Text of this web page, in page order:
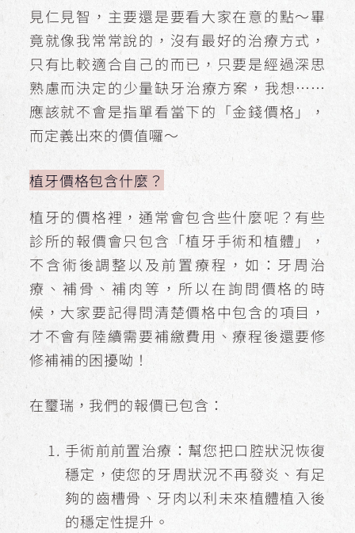
見仁見智，主要還是要看大家在意的點～畢
竟就像我常常說的，沒有最好的治療方式，
只有比較適合自己的而已，只要是經過深思
熟慮而決定的少量缺牙治療方案，我想……
應該就不會是指單看當下的「金錢價格」，
而定義出來的價值囉～
植牙價格包含什麼？
植牙的價格裡，通常會包含些什麼呢？有些
診所的報價會只包含「植牙手術和植體」，
不含術後調整以及前置療程，如：牙周治
療、補骨、補肉等，所以在詢問價格的時
候，大家要記得問清楚價格中包含的項目，
才不會有陸續需要補繳費用、療程後還要修
修補補的困擾呦！
在璽瑞，我們的報價已包含：
手術前前置治療：幫您把口腔狀況恢復
穩定，使您的牙周狀況不再發炎、有足
夠的齒槽骨、牙肉以利未來植體植入後
的穩定性提升。